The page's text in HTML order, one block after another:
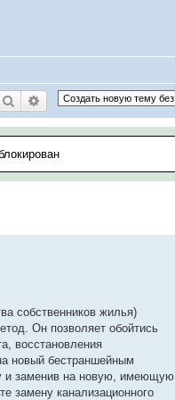
Поиск Расширенный поиск
собственников жилья)
Он позволяет обойтись
восстановления
новый бестраншейным
и заменив на новую, имеющую
замену канализационного